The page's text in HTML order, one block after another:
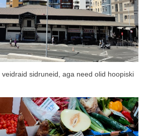
sidruneid, aga need olid hoopiski